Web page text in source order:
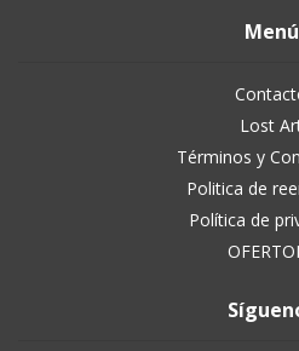
Menú
Lost
Términos y
Politica de
Política de